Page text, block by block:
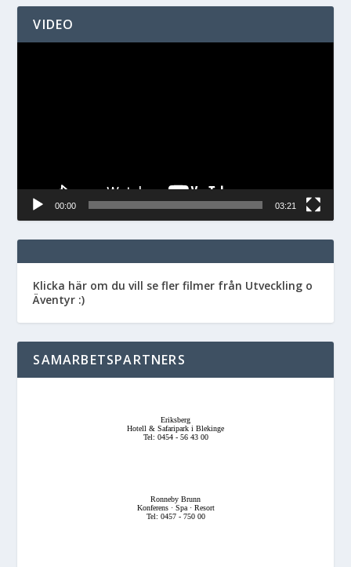
VIDEO
00:00 03:21
Klicka här om du vill se fler filmer från Utveckling o
Äventyr :)
SAMARBETSPARTNERS
Eriksberg
Hotell & Safaripark i Blekinge
Tel: 0454 - 56 43 00
Ronneby Brunn
Konferens · Spa · Resort
Tel: 0457 - 750 00